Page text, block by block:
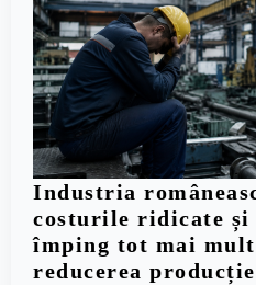
Industria
costurile ridicate
împing tot mai
reducerea